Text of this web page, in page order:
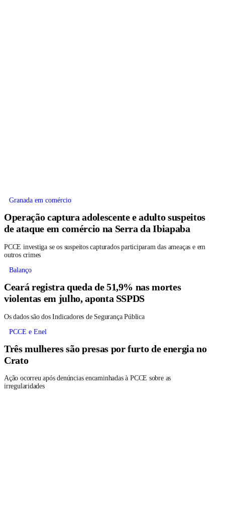
Granada em comércio
Operação captura adolescente e adulto suspeitos
de ataque em comércio na Serra da Ibiapaba
PCCE investiga se os suspeitos capturados participaram das ameaças e em
outros crimes
Balanço
Ceará registra queda de 51,9% nas mortes
violentas em julho, aponta SSPDS
Os dados são dos Indicadores de Segurança Pública
PCCE e Enel
Três mulheres são presas por furto de energia no
Crato
Ação ocorreu após denúncias encaminhadas à PCCE sobre as
irregularidades